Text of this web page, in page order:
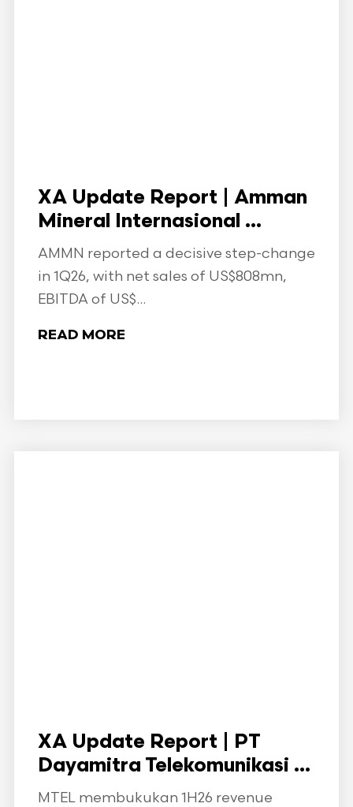
XA Update Report | Amman
Mineral Internasional ...
AMMN reported a decisive step-change
in 1Q26, with net sales of US$808mn,
EBITDA of US$...
READ MORE
XA Update Report | PT
Dayamitra Telekomunikasi ...
MTEL membukukan 1H26 revenue